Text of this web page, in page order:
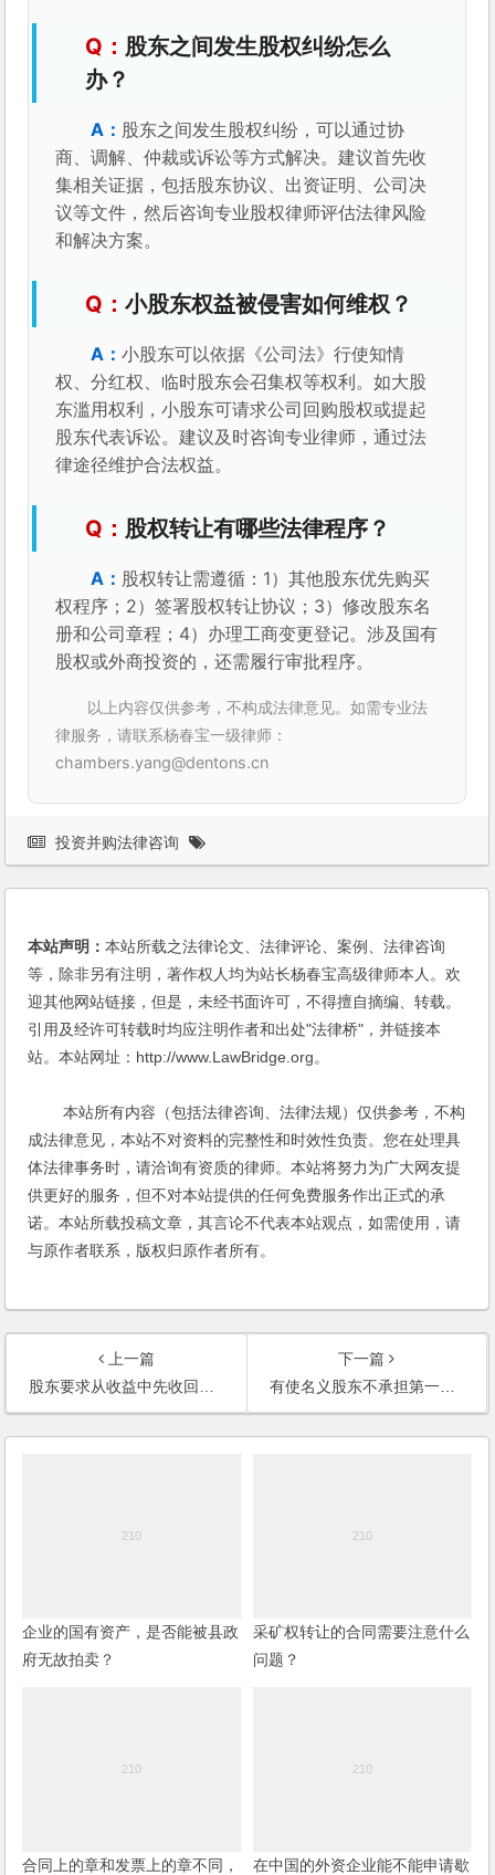
股东之间发生股权纠纷怎么
办？
股东之间发生股权纠纷，可以通过协
商、调解、仲裁或诉讼等方式解决。建议首先收
集相关证据，包括股东协议、出资证明、公司决
议等文件，然后咨询专业股权律师评估法律风险
和解决方案。
小股东权益被侵害如何维权？
小股东可以依据《公司法》行使知情
权、分红权、临时股东会召集权等权利。如大股
东滥用权利，小股东可请求公司回购股权或提起
股东代表诉讼。建议及时咨询专业律师，通过法
律途径维护合法权益。
股权转让有哪些法律程序？
股权转让需遵循：1）其他股东优先购买
权程序；2）签署股权转让协议；3）修改股东名
册和公司章程；4）办理工商变更登记。涉及国有
股权或外商投资的，还需履行审批程序。
以上内容仅供参考，不构成法律意见。如需专业法
律服务，请联系杨春宝一级律师：
chambers.yang@dentons.cn
投资并购法律咨询
本站声明：本站所载之法律论文、法律评论、案例、法律咨询
等，除非另有注明，著作权人均为站长杨春宝高级律师本人。欢
迎其他网站链接，但是，未经书面许可，不得擅自摘编、转载。
引用及经许可转载时均应注明作者和出处"法律桥"，并链接本
站。本站网址：http://www.LawBridge.org。
本站所有内容（包括法律咨询、法律法规）仅供参考，不构
成法律意见，本站不对资料的完整性和时效性负责。您在处理具
体法律事务时，请洽询有资质的律师。本站将努力为广大网友提
供更好的服务，但不对本站提供的任何免费服务作出正式的承
诺。本站所载投稿文章，其言论不代表本站观点，如需使用，请
与原作者联系，版权归原作者所有。
上一篇
股东要求从收益中先收回他的投资款，是否合理？
下一篇
有使名义股东不承担第一位的法律责任的方法吗？
企业的国有资产，是否能被县政
府无故拍卖？
采矿权转让的合同需要注意什么
问题？
合同上的章和发票上的章不同，
在中国的外资企业能不能申请歇